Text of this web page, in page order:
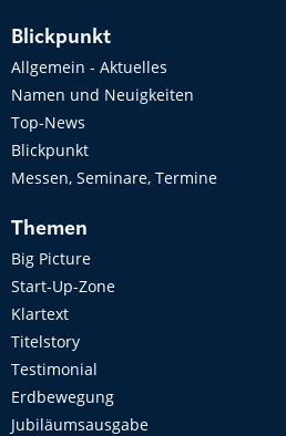
Blickpunkt
Allgemein - Aktuelles
Namen und Neuigkeiten
Top-News
Blickpunkt
Messen, Seminare, Termine
Themen
Big Picture
Start-Up-Zone
Klartext
Titelstory
Testimonial
Erdbewegung
Jubiläumsausgabe